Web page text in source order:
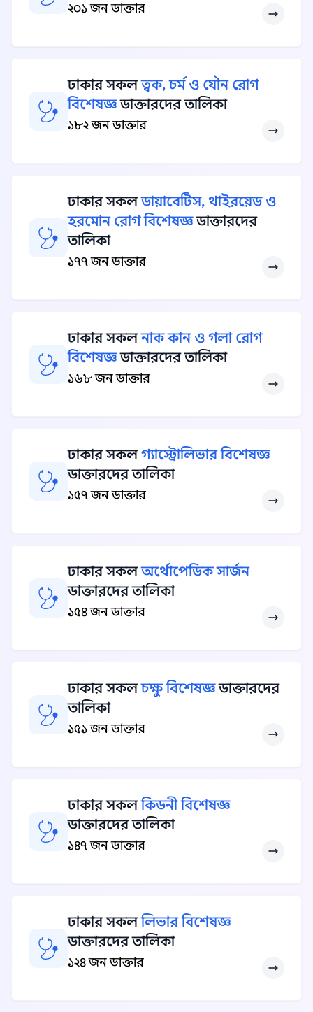
২০১ জন ডাক্তার
ঢাকার সকলত্বক, চর্ম ও যৌন রোগ
বিশেষজ্ঞডাক্তারদের তালিকা
১৮২ জন ডাক্তার
ঢাকার সকলডায়াবেটিস, থাইরয়েড ও
হরমোন রোগ বিশেষজ্ঞডাক্তারদের
তালিকা
১৭৭ জন ডাক্তার
ঢাকার সকলনাক কান ও গলা রোগ
বিশেষজ্ঞডাক্তারদের তালিকা
১৬৮ জন ডাক্তার
ঢাকার সকলগ্যাস্ট্রোলিভার বিশেষজ্ঞ
ডাক্তারদের তালিকা
১৫৭ জন ডাক্তার
ঢাকার সকলঅর্থোপেডিক সার্জন
ডাক্তারদের তালিকা
১৫৪ জন ডাক্তার
ঢাকার সকলচক্ষু বিশেষজ্ঞডাক্তারদের
তালিকা
১৫১ জন ডাক্তার
ঢাকার সকলকিডনী বিশেষজ্ঞ
ডাক্তারদের তালিকা
১৪৭ জন ডাক্তার
ঢাকার সকললিভার বিশেষজ্ঞ
ডাক্তারদের তালিকা
১২৪ জন ডাক্তার